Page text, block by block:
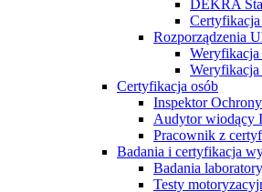
DEKRA
Rozporządzenia
Weryfikacja
Weryfikacja
Certyfikacja osób
Inspektor
Audytor wiodący
Pracownik z
Badania i certyfikacja
Badania
Testy